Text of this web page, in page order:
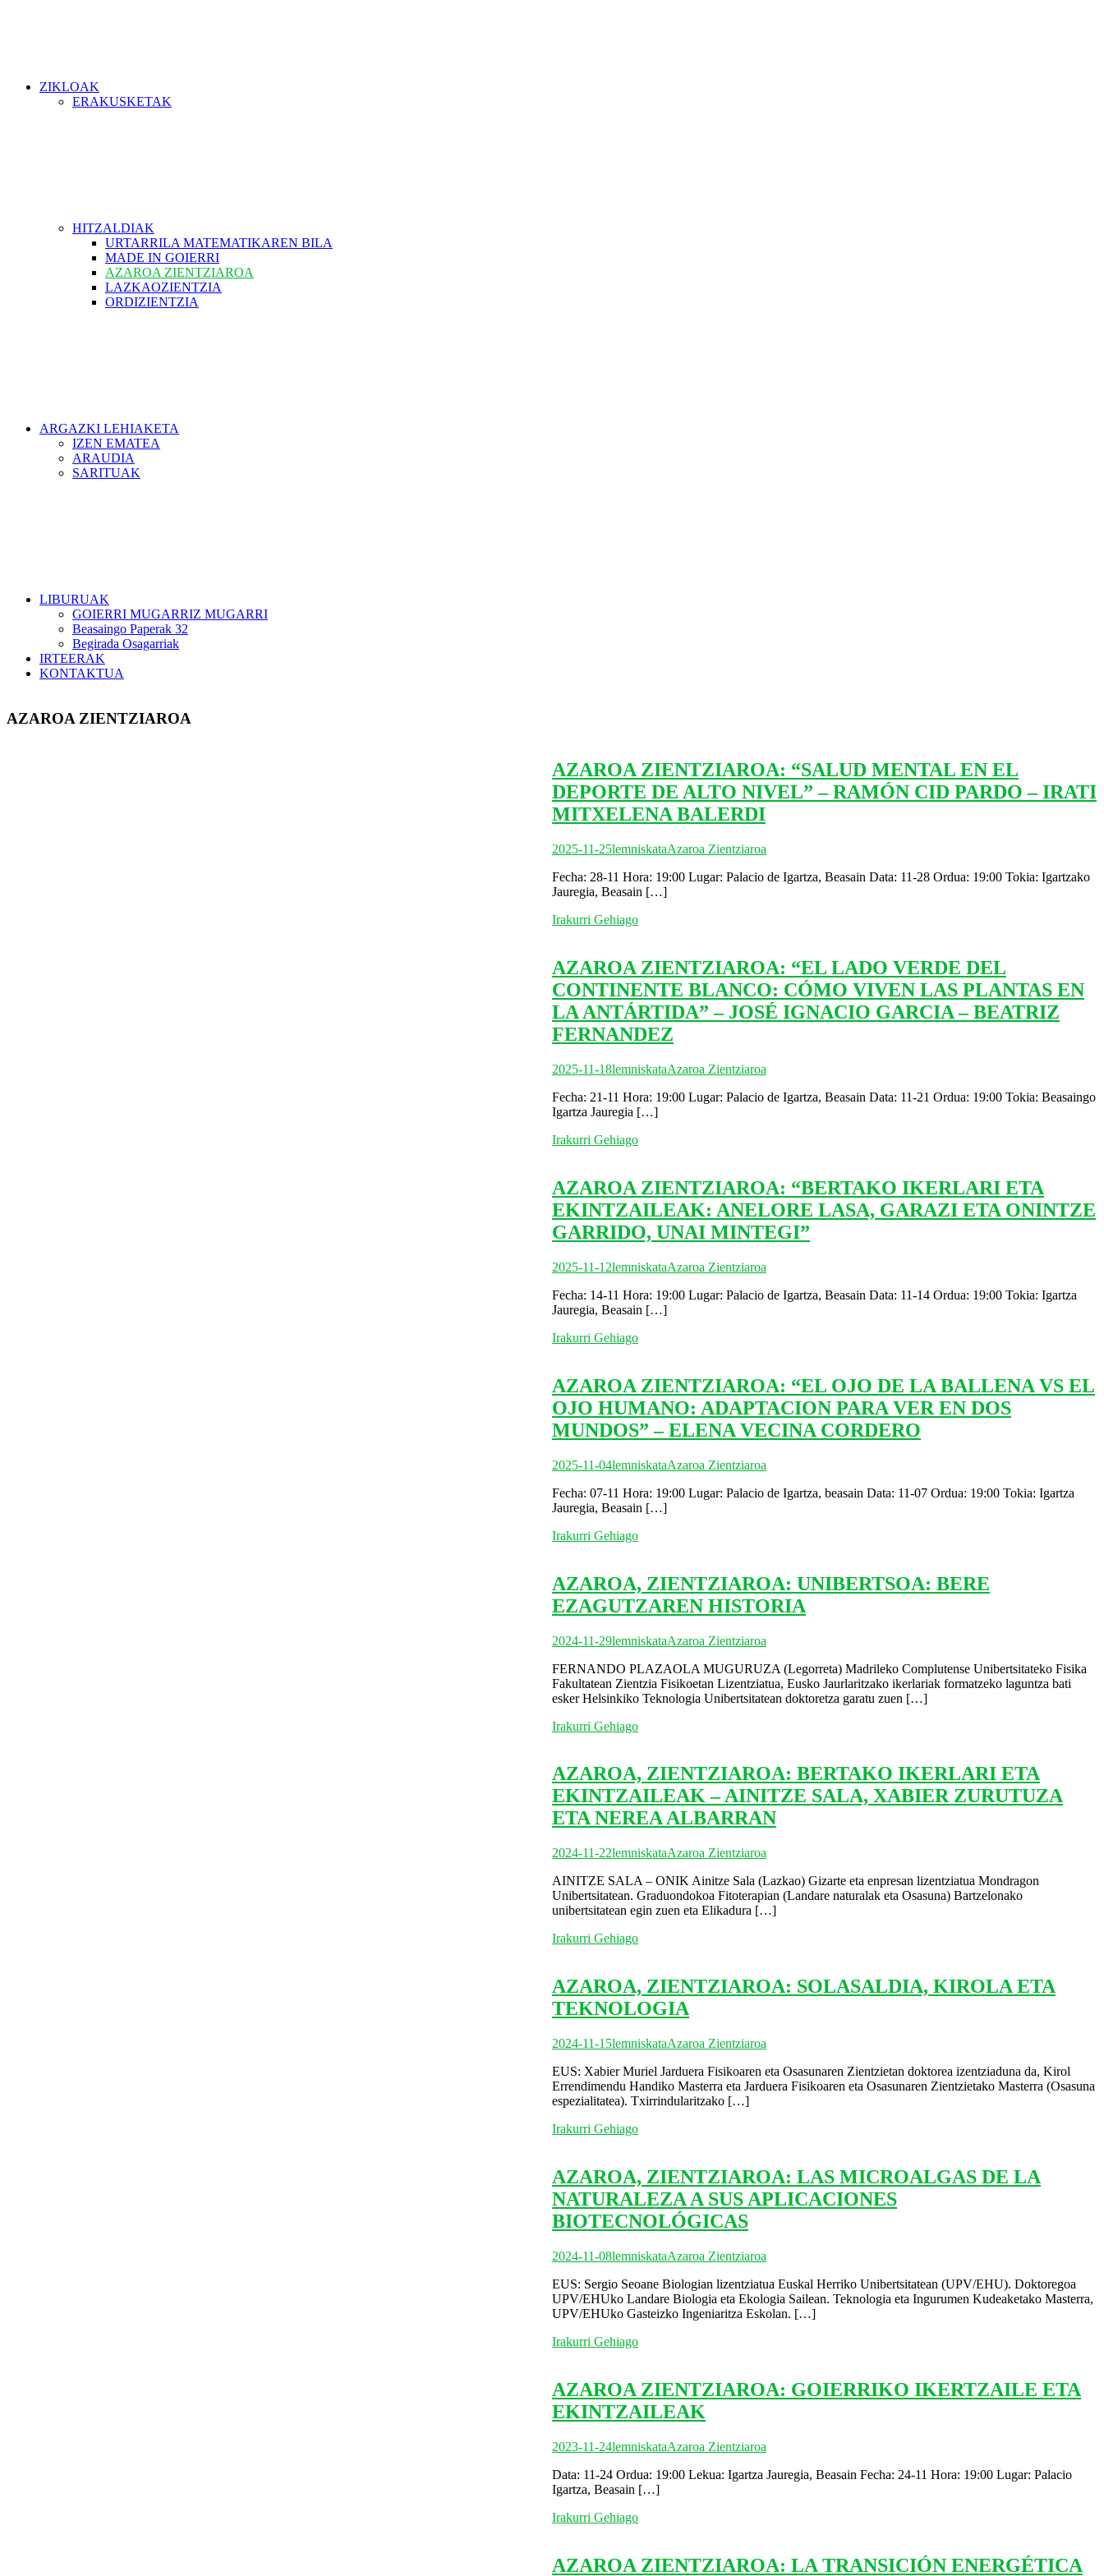
ZIKLOAK
ERAKUSKETAK
HITZALDIAK
URTARRILA MATEMATIKAREN BILA
MADE IN GOIERRI
AZAROA ZIENTZIAROA
LAZKAOZIENTZIA
ORDIZIENTZIA
ARGAZKI LEHIAKETA
IZEN EMATEA
ARAUDIA
SARITUAK
LIBURUAK
GOIERRI MUGARRIZ MUGARRI
Beasaingo Paperak 32
Begirada Osagarriak
IRTEERAK
KONTAKTUA
AZAROA ZIENTZIAROA
AZAROA ZIENTZIAROA: “SALUD MENTAL EN EL
DEPORTE DE ALTO NIVEL” – RAMÓN CID PARDO – IRATI
MITXELENA BALERDI
2025-11-25lemniskataAzaroa Zientziaroa
Fecha: 28-11 Hora: 19:00 Lugar: Palacio de Igartza, Beasain Data: 11-28 Ordua: 19:00 Tokia: Igartzako
Jauregia, Beasain […]
Irakurri Gehiago
AZAROA ZIENTZIAROA: “EL LADO VERDE DEL
CONTINENTE BLANCO: CÓMO VIVEN LAS PLANTAS EN
LA ANTÁRTIDA” – JOSÉ IGNACIO GARCIA – BEATRIZ
FERNANDEZ
2025-11-18lemniskataAzaroa Zientziaroa
Fecha: 21-11 Hora: 19:00 Lugar: Palacio de Igartza, Beasain Data: 11-21 Ordua: 19:00 Tokia: Beasaingo
Igartza Jauregia […]
Irakurri Gehiago
AZAROA ZIENTZIAROA: “BERTAKO IKERLARI ETA
EKINTZAILEAK: ANELORE LASA, GARAZI ETA ONINTZE
GARRIDO, UNAI MINTEGI”
2025-11-12lemniskataAzaroa Zientziaroa
Fecha: 14-11 Hora: 19:00 Lugar: Palacio de Igartza, Beasain Data: 11-14 Ordua: 19:00 Tokia: Igartza
Jauregia, Beasain […]
Irakurri Gehiago
AZAROA ZIENTZIAROA: “EL OJO DE LA BALLENA VS EL
OJO HUMANO: ADAPTACION PARA VER EN DOS
MUNDOS” – ELENA VECINA CORDERO
2025-11-04lemniskataAzaroa Zientziaroa
Fecha: 07-11 Hora: 19:00 Lugar: Palacio de Igartza, beasain Data: 11-07 Ordua: 19:00 Tokia: Igartza
Jauregia, Beasain […]
Irakurri Gehiago
AZAROA, ZIENTZIAROA: UNIBERTSOA: BERE
EZAGUTZAREN HISTORIA
2024-11-29lemniskataAzaroa Zientziaroa
FERNANDO PLAZAOLA MUGURUZA (Legorreta) Madrileko Complutense Unibertsitateko Fisika
Fakultatean Zientzia Fisikoetan Lizentziatua, Eusko Jaurlaritzako ikerlariak formatzeko laguntza bati
esker Helsinkiko Teknologia Unibertsitatean doktoretza garatu zuen […]
Irakurri Gehiago
AZAROA, ZIENTZIAROA: BERTAKO IKERLARI ETA
EKINTZAILEAK – AINITZE SALA, XABIER ZURUTUZA
ETA NEREA ALBARRAN
2024-11-22lemniskataAzaroa Zientziaroa
AINITZE SALA – ONIK Ainitze Sala (Lazkao) Gizarte eta enpresan lizentziatua Mondragon
Unibertsitatean. Graduondokoa Fitoterapian (Landare naturalak eta Osasuna) Bartzelonako
unibertsitatean egin zuen eta Elikadura […]
Irakurri Gehiago
AZAROA, ZIENTZIAROA: SOLASALDIA, KIROLA ETA
TEKNOLOGIA
2024-11-15lemniskataAzaroa Zientziaroa
EUS: Xabier Muriel Jarduera Fisikoaren eta Osasunaren Zientzietan doktorea izentziaduna da, Kirol
Errendimendu Handiko Masterra eta Jarduera Fisikoaren eta Osasunaren Zientzietako Masterra (Osasuna
espezialitatea). Txirrindularitzako […]
Irakurri Gehiago
AZAROA, ZIENTZIAROA: LAS MICROALGAS DE LA
NATURALEZA A SUS APLICACIONES
BIOTECNOLÓGICAS
2024-11-08lemniskataAzaroa Zientziaroa
EUS: Sergio Seoane Biologian lizentziatua Euskal Herriko Unibertsitatean (UPV/EHU). Doktoregoa
UPV/EHUko Landare Biologia eta Ekologia Sailean. Teknologia eta Ingurumen Kudeaketako Masterra,
UPV/EHUko Gasteizko Ingeniaritza Eskolan. […]
Irakurri Gehiago
AZAROA ZIENTZIAROA: GOIERRIKO IKERTZAILE ETA
EKINTZAILEAK
2023-11-24lemniskataAzaroa Zientziaroa
Data: 11-24 Ordua: 19:00 Lekua: Igartza Jauregia, Beasain Fecha: 24-11 Hora: 19:00 Lugar: Palacio
Igartza, Beasain […]
Irakurri Gehiago
AZAROA ZIENTZIAROA: LA TRANSICIÓN ENERGÉTICA